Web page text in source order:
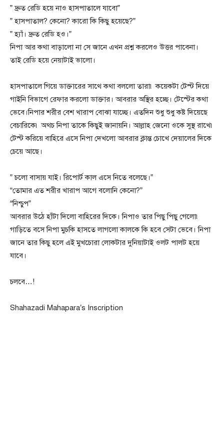
” দ্রুত রেডি হয়ে নাও হাসপাতালে যাবো”
” হাসপাতাল? কেনো? কারো কি কিছু হয়েছে?”
” হ্যাঁ। দ্রুত রেডি হও।”
নিপা আর কথা বাড়ালো না সে জানে এখন প্রশ্ন করলেও উত্তর পাবেনা।
তাই রেডি হয়ে নেয়াটাই ভালো।
হাসপাতালে গিয়ে ডাক্তারের সাথে কথা বললো তারা৷ কয়েকটা টেস্ট দিয়ে
গাইনি বিভাগে রেফার করলো ডাক্তার। আবরার অস্থির হচ্ছে। টেস্টের কথা
ভেবে।নিপার শরীর বেশ খারাপ বোঝা যাচ্ছে। এতদিন শুধু শুধু কষ্ট দিয়েছে
বেচারিকে৷ অথচ নিপা তাকে কিছুই জানায়নি। আল্লাহ জেনো ওকে সুস্থ রাখে৷
টেস্ট করিয়ে বাহিরে এসে নিপা দেখলো আবরার ক্লান্ত চোখে দেয়ালের দিকে
চেয়ে আছে।
” চলো বাসায় যাই। রিপোর্ট কাল এসে নিতে বলেছে।”
“তোমার এত শরীর খারাপ আগে বলোনি কেনো?”
“নিশ্চুপ”
আবরার উঠে হাঁটা দিলো বাহিরের দিকে। নিপাও তার পিছু পিছু গেলো৷
গাড়িতে বসে নিপা মুচকি হাসতে লাগলো কালকে কি হবে সেটা ভেবে। নিপা
জানে তার কিছু হলে এই মুখচোরা লোকটার দুনিয়াটাই ওলট পালট হয়ে
যাবে।
চলবে…!
Shahazadi Mahapara’s Inscription